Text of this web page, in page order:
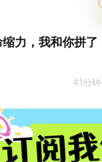
缩力，我和你拼
41分钟